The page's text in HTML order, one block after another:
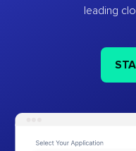
leading